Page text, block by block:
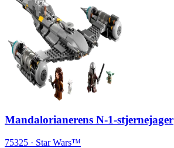
Mandalorianerens N-1-stjernejager
75325 · Star Wars™